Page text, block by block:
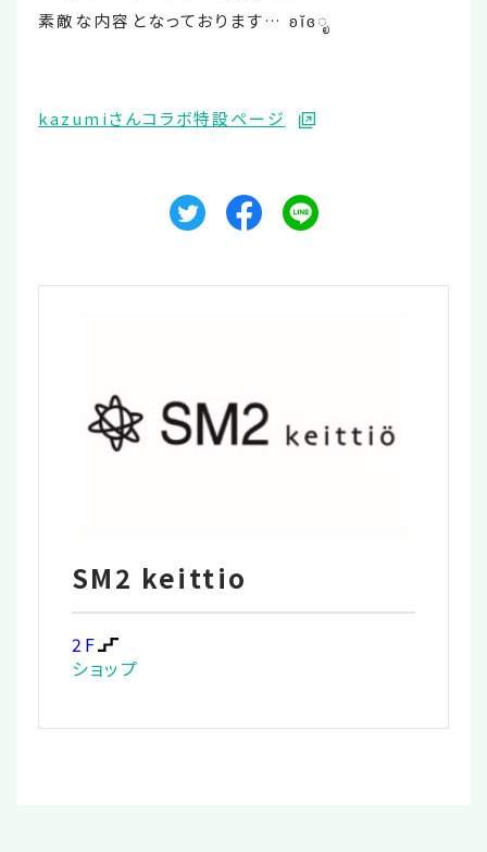
素敵な内容となっております… ʚĭɞೃ
kazumiさんコラボ特設ページ
SM2 keittio
2F
ショップ